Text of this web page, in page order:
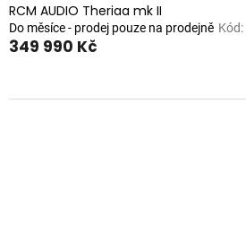
RCM AUDIO Theriaa mk II
Do měsíce - prodej pouze na prodejně Kód:
349 990 Kč